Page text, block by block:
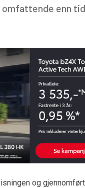
omfattende enn
og